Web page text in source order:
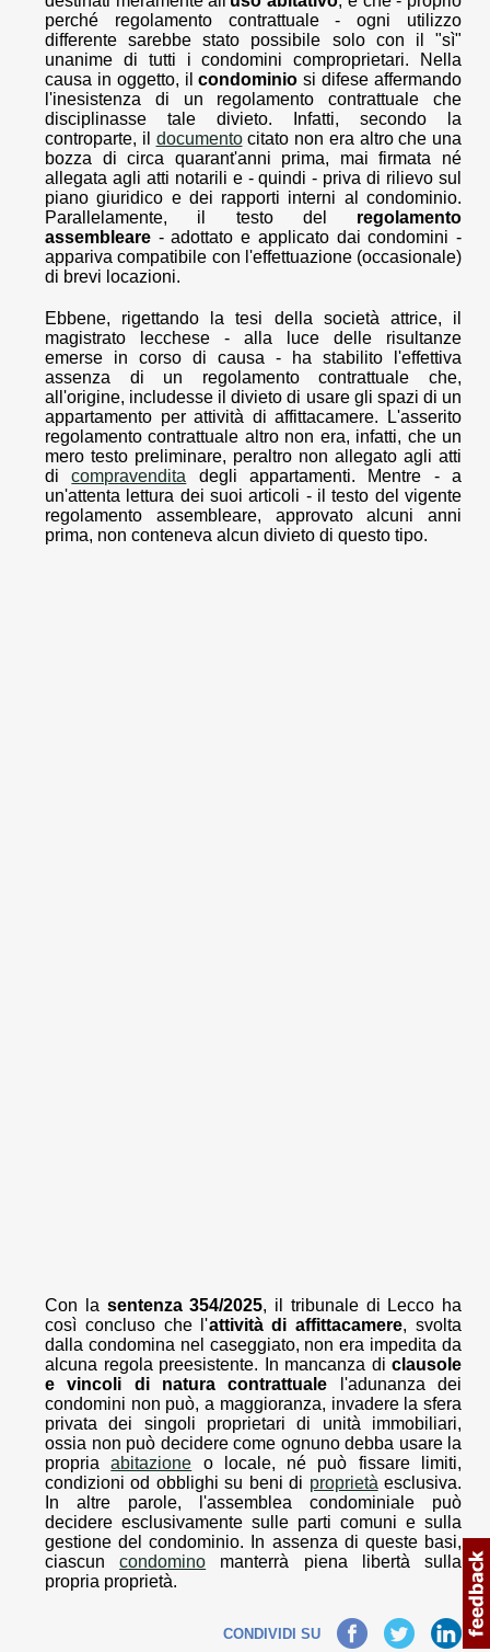
perché regolamento contrattuale - ogni utilizzo
differente sarebbe stato possibile solo con il "sì"
unanime di tutti i condomini comproprietari. Nella
causa in oggetto, ilcondominiosi difese affermando
l'inesistenza di un regolamento contrattuale che
disciplinasse tale divieto. Infatti, secondo la
controparte, il documentocitato non era altro che una
bozza di circa quarant'anni prima, mai firmata né
allegata agli atti notarili e - quindi - priva di rilievo sul
piano giuridico e dei rapporti interni al condominio.
Parallelamente, il testo del regolamento
assembleare - adottato e applicato dai condomini -
appariva compatibile con l'effettuazione (occasionale)
di brevi locazioni.
Ebbene, rigettando la tesi della società attrice, il
magistrato lecchese - alla luce delle risultanze
emerse in corso di causa - ha stabilito l'effettiva
assenza di un regolamento contrattuale che,
all'origine, includesse il divieto di usare gli spazi di un
appartamento per attività di affittacamere. L'asserito
regolamento contrattuale altro non era, infatti, che un
mero testo preliminare, peraltro non allegato agli atti
dicompravendita degli appartamenti. Mentre - a
un'attenta lettura dei suoi articoli - il testo del vigente
regolamento assembleare, approvato alcuni anni
prima, non conteneva alcun divieto di questo tipo.
Con la sentenza 354/2025, il tribunale di Lecco ha
così concluso che l'attività di affittacamere, svolta
dalla condomina nel caseggiato, non era impedita da
alcuna regola preesistente. In mancanza di clausole
e vincoli di natura contrattuale l'adunanza dei
condomini non può, a maggioranza, invadere la sfera
privata dei singoli proprietari di unità immobiliari,
ossia non può decidere come ognuno debba usare la
propriaabitazione o locale, né può fissare limiti,
condizioni od obblighi su beni di proprietà esclusiva.
In altre parole, l'assemblea condominiale può
decidere esclusivamente sulle parti comuni e sulla
gestione del condominio. In assenza di queste basi,
ciascuncondomino manterrà piena libertà sulla
propria proprietà.
CONDIVIDI SUFacebook TwitterLinkedIn